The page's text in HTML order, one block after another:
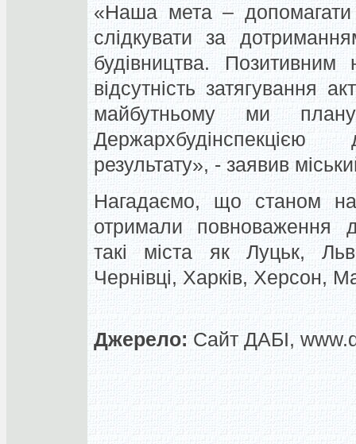
«Наша мета – допомагати
слідкувати за
будівництва. Позитивним
відсутність затягування
майбутньому ми
результату», - заявив
Нагадаємо, що станом
отримали повноваження
такі міста як Луцьк,
Чернівці, Харків, Херсон,
Джерело: Сайт ДАБІ,